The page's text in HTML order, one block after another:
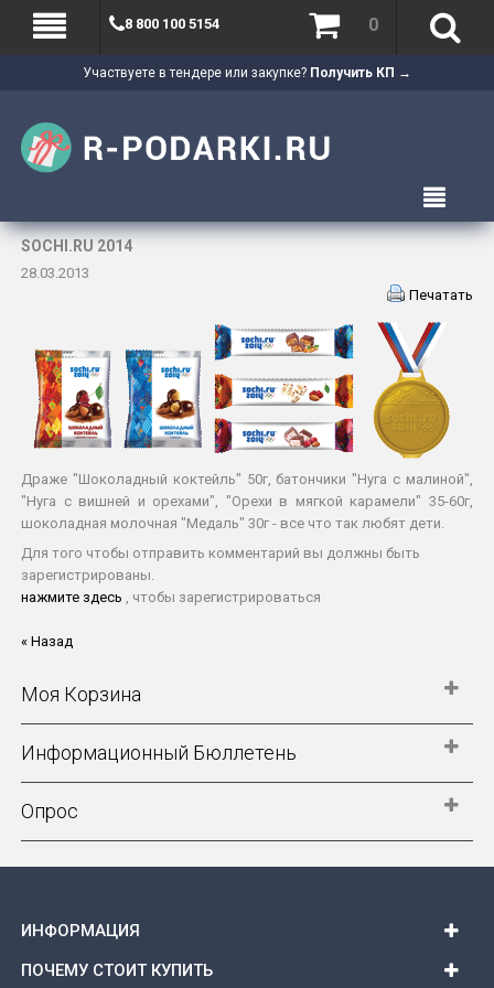
Участвуете в тендере или закупке? Получить КП →
8 800 100 5154 0
SOCHI.RU 2014
28.03.2013
Печатать
Драже "Шоколадный коктейль" 50г, батончики "Нуга с малиной",
"Нуга с вишней и орехами", "Орехи в мягкой карамели" 35-60г,
шоколадная молочная "Медаль" 30г - все что так любят дети.
Для того чтобы отправить комментарий вы должны быть
зарегистрированы.
нажмите здесь , чтобы зарегистрироваться
« Назад
Моя Корзина
Информационный Бюллетень
Опрос
ИНФОРМАЦИЯ
ПОЧЕМУ СТОИТ КУПИТЬ